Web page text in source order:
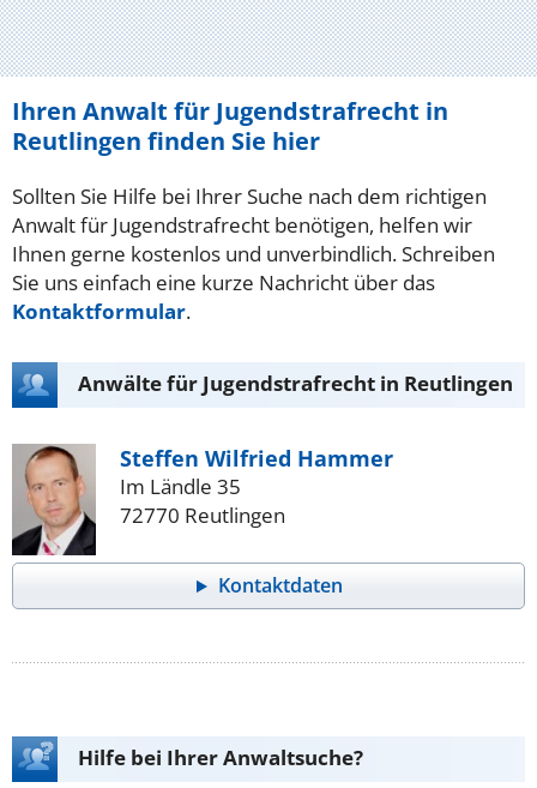
Ihren Anwalt für Jugendstrafrecht in
Reutlingen finden Sie hier
Sollten Sie Hilfe bei Ihrer Suche nach dem richtigen
Anwalt für Jugendstrafrecht benötigen, helfen wir
Ihnen gerne kostenlos und unverbindlich. Schreiben
Sie uns einfach eine kurze Nachricht über das
Kontaktformular.
Anwälte für Jugendstrafrecht in Reutlingen
Steffen Wilfried Hammer
Im Ländle 35
72770 Reutlingen
Kontaktdaten
Hilfe bei Ihrer Anwaltsuche?